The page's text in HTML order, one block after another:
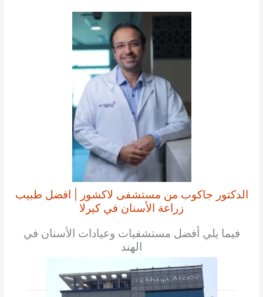
الدكتور جاكوب من مستشفى لاكشور | افضل طبيب
زراعة الأسنان في كيرلا
فيما يلي أفضل مستشفيات وعيادات الأسنان في
الهند